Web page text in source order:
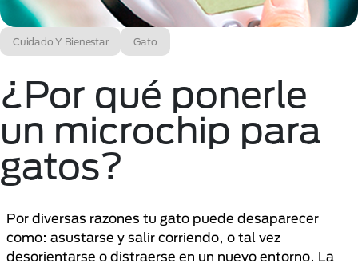
Cuidado Y Bienestar Gato
¿Por qué ponerle
un microchip para
gatos?
Por diversas razones tu gato puede desaparecer
como: asustarse y salir corriendo, o tal vez
desorientarse o distraerse en un nuevo entorno. La